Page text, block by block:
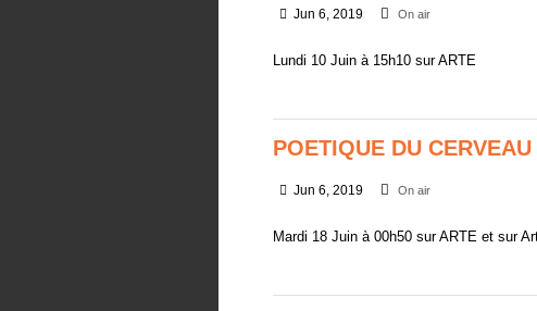
Jun 6, 2019 On air
Lundi 10 Juin à 15h10 sur ARTE
POETIQUE DU CERVEAU
Jun 6, 2019 On air
Mardi 18 Juin à 00h50 sur ARTE et sur